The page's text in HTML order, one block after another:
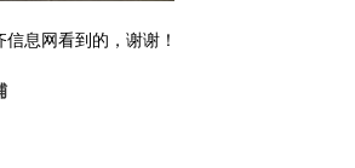
息网看到的，谢谢！